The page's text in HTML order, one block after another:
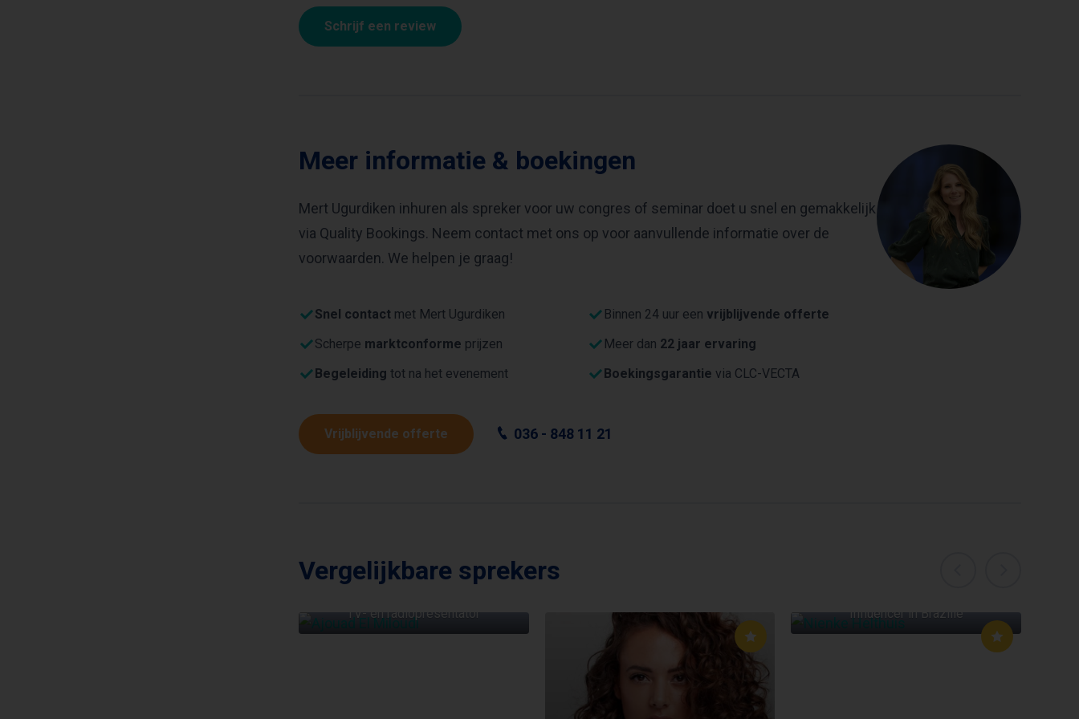
Schrijf een review
Meer informatie & boekingen
Mert Ugurdiken inhuren als spreker voor uw congres of seminar doet u snel en gemakkelijk
via Quality Bookings. Neem contact met ons op voor aanvullende informatie over de
voorwaarden. We helpen je graag!
Snel contact met Mert Ugurdiken Binnen 24 uur een vrijblijvende offerte
Scherpe marktconforme prijzen Meer dan 22 jaar ervaring
Begeleiding tot na het evenement Boekingsgarantie via CLC-VECTA
Vrijblijvende offerte 036 - 848 11 21
Vergelijkbare sprekers
TV- en radiopresentator Influencer in Brazilië